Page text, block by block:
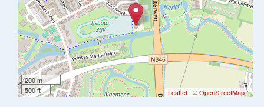
200 m
500 ft
Leaflet | ©OpenStreetMap